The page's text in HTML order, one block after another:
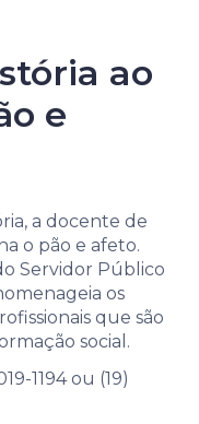
ao
e
a docente de
o pão e afeto.
Servidor Público
os
que são
social.
1194 ou (19)